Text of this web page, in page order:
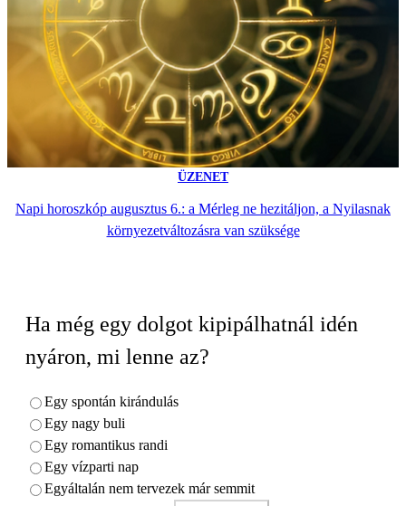
ÜZENET
Napi horoszkóp augusztus 6.: a Mérleg ne hezitáljon, a Nyilasnak
környezetváltozásra van szüksége
Ha még egy dolgot kipipálhatnál idén
nyáron, mi lenne az?
Egy spontán kirándulás
Egy nagy buli
Egy romantikus randi
Egy vízparti nap
Egyáltalán nem tervezek már semmit